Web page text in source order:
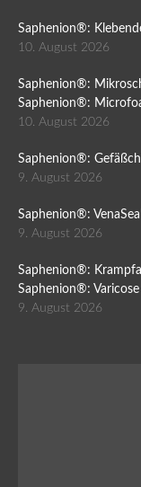
Saphenion®:
10. August 2026
Saphenion®:
Saphenion®:
10. August 2026
Saphenion®:
9. August 2026
Saphenion®:
9. August 2026
Saphenion®:
Saphenion®:
9. August 2026